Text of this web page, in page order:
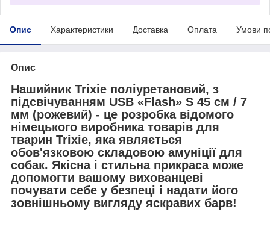
Опис Характеристики Доставка Оплата Умови
Опис
Нашийник Trixie поліуретановий, з
підсвічуванням USB «Flash» S 45 cм / 7
мм (рожевий) - це розробка відомого
німецького виробника товарів для
тварин Trixie, яка являється
обов'язковою складовою амуніції для
собак. Якісна і стильна прикраса може
допомогти вашому вихованцеві
почувати себе у безпеці і надати його
зовнішньому вигляду яскравих барв!